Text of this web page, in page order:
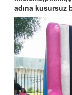
adına kusursuz